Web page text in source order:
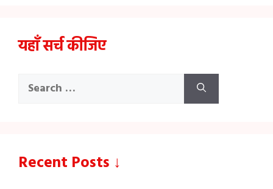
यहाँ सर्च कीजिए
Search
Recent Posts ↓